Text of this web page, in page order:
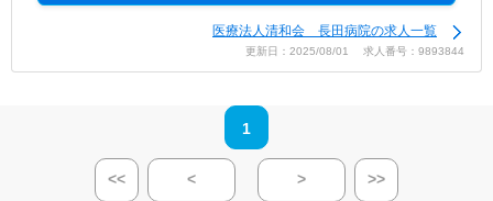
医療法人清和会 長田病院の求人一覧
更新日：2025/08/01 求人番号：9893844
1
<< < > >>